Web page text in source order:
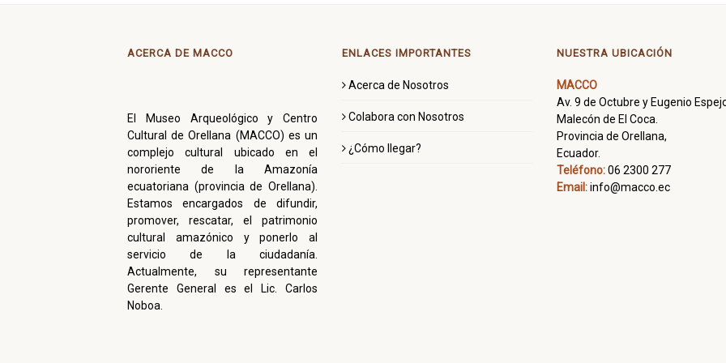
ACERCA DE MACCO
El Museo Arqueológico y Centro
Cultural de Orellana (MACCO) es un
complejo cultural ubicado en el
nororiente de la Amazonía
ecuatoriana (provincia de Orellana).
Estamos encargados de difundir,
promover, rescatar, el patrimonio
cultural amazónico y ponerlo al
servicio de la ciudadanía.
Actualmente, su representante
Gerente General es el Lic. Carlos
Noboa.
ENLACES IMPORTANTES
Acerca de Nosotros
Colabora con Nosotros
¿Cómo llegar?
NUESTRA UBICACIÓN
MACCO
Av. 9 de Octubre y Eugenio
Malecón de El Coca.
Provincia de Orellana,
Ecuador.
Teléfono:06 2300 277
Email:info@macco.ec